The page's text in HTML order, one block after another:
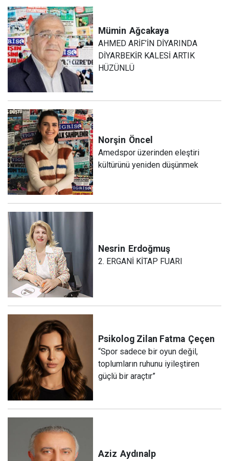
Mümin Ağcakaya
AHMED ARİF’İN DİYARINDA
DİYARBEKİR KALESİ ARTIK
HÜZÜNLÜ
Norşin Öncel
Amedspor üzerinden eleştiri
kültürünü yeniden düşünmek
Nesrin Erdoğmuş
2. ERGANİ KİTAP FUARI
Psikolog Zilan Fatma Çeçen
“Spor sadece bir oyun değil,
toplumların ruhunu iyileştiren
güçlü bir araçtır”
Aziz Aydınalp